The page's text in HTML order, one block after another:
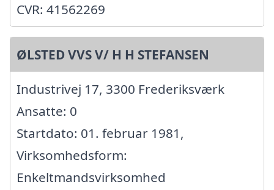
CVR: 41562269
ØLSTED VVS V/ H H STEFANSEN
Industrivej 17, 3300 Frederiksværk
Ansatte: 0
Startdato: 01. februar 1981,
Virksomhedsform:
Enkeltmandsvirksomhed